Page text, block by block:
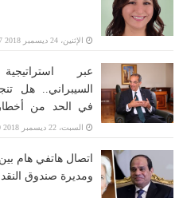
الإثنين، 24 ديسمبر 2018 09:27 ص
عبر
السيبراني.. هل
في الحد من
بنية الاتصالات؟
السبت، 22 ديسمبر 2018 12:00 ص
اتصال هاتفي هام
ومديرة صندوق النقد